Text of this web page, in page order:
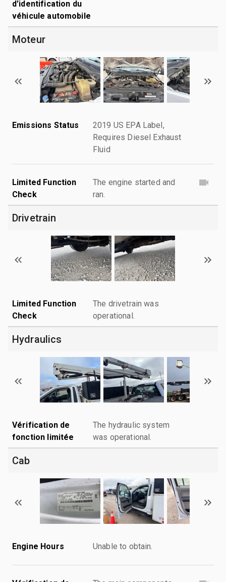
d'identification du
véhicule automobile
Moteur
Emissions Status
2019 US EPA Label,
Requires Diesel Exhaust
Fluid
Limited Function
Check
The engine started and
ran.
Drivetrain
Limited Function
Check
The drivetrain was
operational.
Hydraulics
Vérification de
fonction limitée
The hydraulic system
was operational.
Cab
Engine Hours Unable to obtain.